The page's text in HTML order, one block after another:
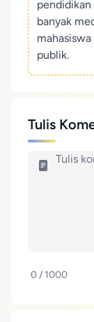
banyak
publik.
Tulis
0 / 1000